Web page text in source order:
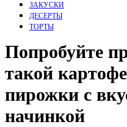
ЗАКУСКИ
ДЕСЕРТЫ
ТОРТЫ
Попробуйте
такой
пирожки с
начинкой